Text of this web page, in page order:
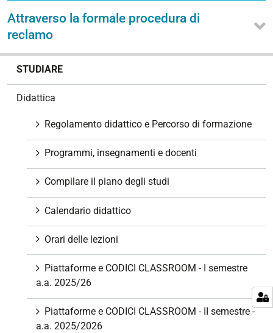
Attraverso la formale procedura di
reclamo
STUDIARE
Didattica
Regolamento didattico e Percorso di formazione
Programmi, insegnamenti e docenti
Compilare il piano degli studi
Calendario didattico
Orari delle lezioni
Piattaforme e CODICI CLASSROOM - I semestre
a.a. 2025/26
Piattaforme e CODICI CLASSROOM - II semestre -
a.a. 2025/2026